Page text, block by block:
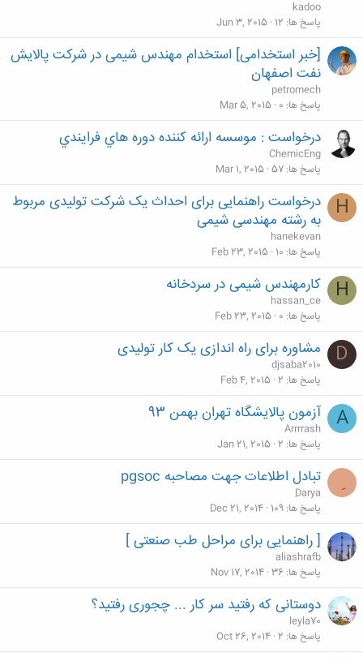
kadoo
پاسخ ها 12
Jun 3, 2015
[خبر استخدامی] استخدام مهندس شیمی در شرکت پالایش
نفت اصفهان
petromech
پاسخ ها 0
Mar 5, 2015
درخواست : موسسه ارائه كننده دوره هاي فرايندي
ChemicEng
پاسخ ها 57
Mar 1, 2015
H
درخواست راهنمایی برای احداث یک شرکت تولیدی مربوط
به رشته مهندسی شیمی
hanekevan
پاسخ ها 10
Feb 23, 2015
H کارمهندس شیمی در سردخانه
hassan_ce
پاسخ ها 0
Feb 23, 2015
D مشاوره برای راه اندازی یک کار تولیدی
djsaba2010
پاسخ ها 2
Feb 4, 2015
A آزمون پالایشگاه تهران بهمن 93
Arrrrash
پاسخ ها 2
Jan 21, 2015
تبادل اطلاعات جهت مصاحبه pgsoc
ِDarya
پاسخ ها 109
Dec 21, 2014
[ راهنمایی برای مراحل طب صنعتی ]
aliashrafb
پاسخ ها 36
Nov 17, 2014
دوستانی که رفتید سر کار ... چجوری رفتید؟
leyla70
پاسخ ها 2
Oct 26, 2014